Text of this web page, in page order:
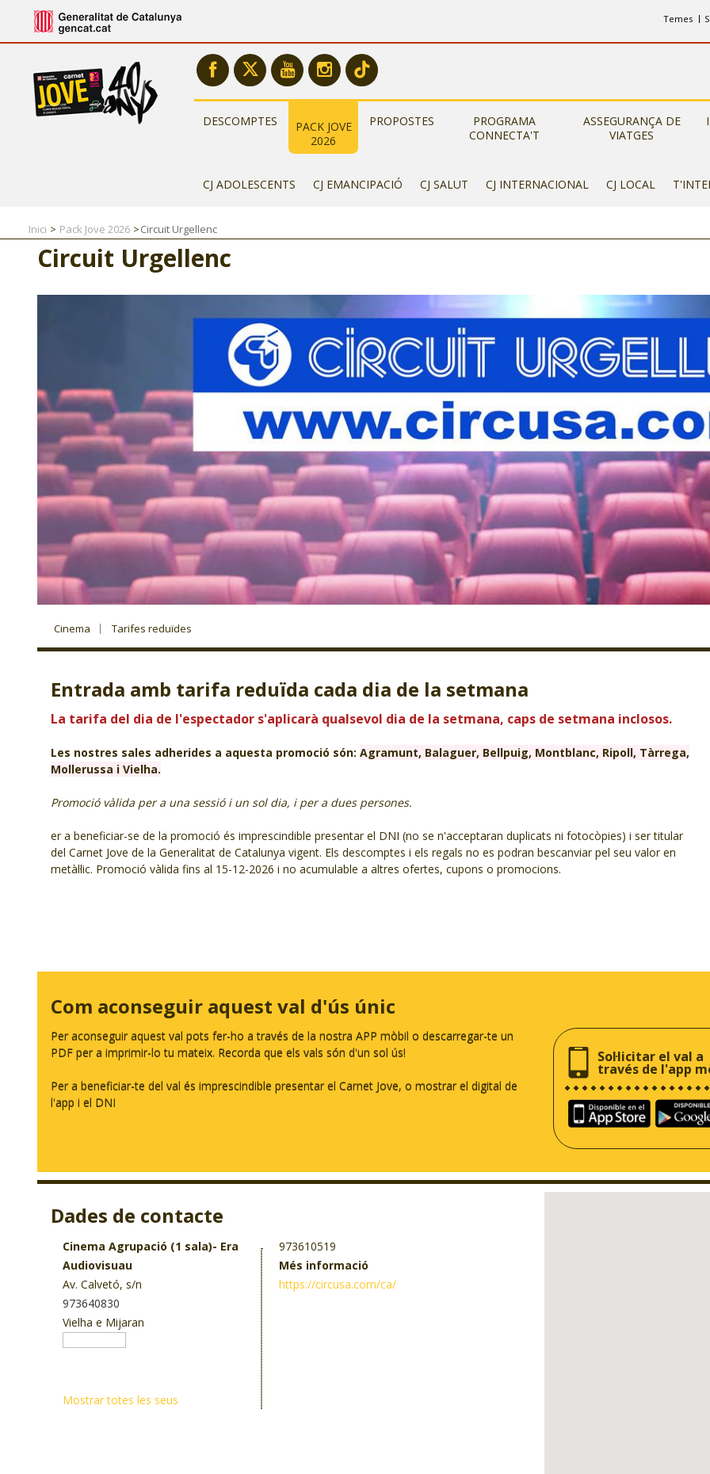
Temes
DESCOMPTES
PACK JOVE
2026
PROPOSTES
PROGRAMA
CONNECTA'T
ASSEGURANÇA DE
VIATGES
CJ ADOLESCENTS CJ EMANCIPACIÓ CJ SALUT CJ INTERNACIONAL CJ LOCAL
Inici Pack Jove 2026 Circuit Urgellenc
Circuit Urgellenc
Cinema Tarifes reduïdes
Entrada amb tarifa reduïda cada dia de la setmana
La tarifa del dia de l'espectador s'aplicarà qualsevol dia de la setmana, caps de setmana inclosos.
Les nostres sales adherides a aquesta promoció són: Agramunt, Balaguer, Bellpuig, Montblanc, Ripoll, Tàrrega,
Mollerussa i Vielha.
Promoció vàlida per a una sessió i un sol dia, i per a dues persones.
er a beneficiar-se de la promoció és imprescindible presentar el DNI (no se n'acceptaran duplicats ni fotocòpies) i ser titular
del Carnet Jove de la Generalitat de Catalunya vigent. Els descomptes i els regals no es podran bescanviar pel seu valor en
metàl·lic. Promoció vàlida fins al 15-12-2026 i no acumulable a altres ofertes, cupons o promocions.
Com aconseguir aquest val d'ús únic
Per aconseguir aquest val pots fer-ho a través de la nostra APP mòbil o descarregar-te un
PDF per a imprimir-lo tu mateix. Recorda que els vals són d'un sol ús!
Per a beneficiar-te del val és imprescindible presentar el Carnet Jove, o mostrar el digital de
l'app i el DNI
Sol·licitar el val a
través de l'app
Dades de contacte
Cinema Agrupació (1 sala)- Era
Audiovisuau
Av. Calvetó, s/n
973640830
Vielha e Mijaran
973610519
Més informació
https://circusa.com/ca/
Mostrar totes les seus